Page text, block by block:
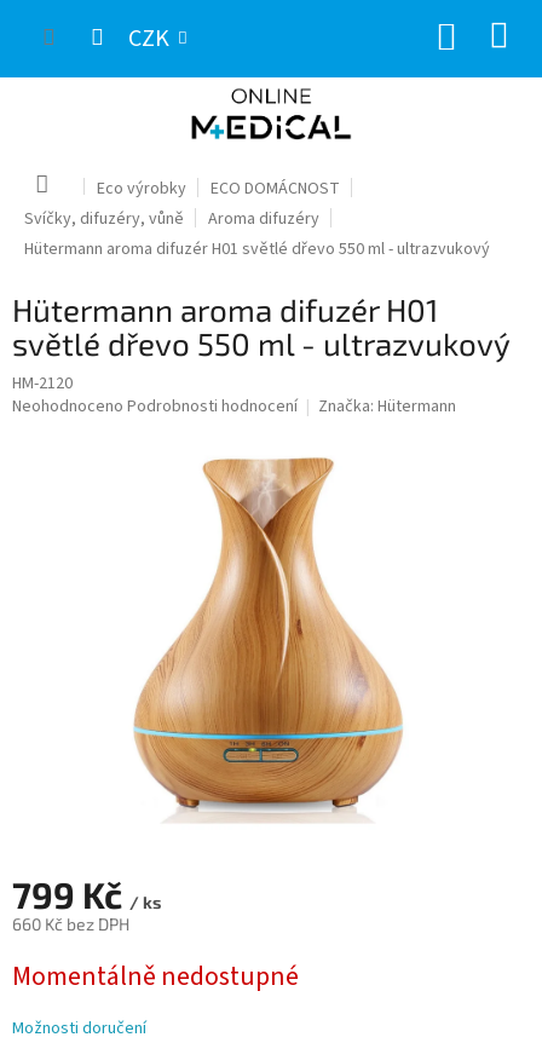
CZK
Domů Eco výrobky
ECO DOMÁCNOST
Svíčky, difuzéry, vůně
Aroma difuzéry
Hütermann aroma difuzér H01 světlé dřevo 550 ml - ultrazvukový
Hütermann aroma difuzér H01
světlé dřevo 550 ml - ultrazvukový
HM-2120
Průměrné
Neohodnoceno Podrobnosti hodnocení Značka: Hütermann
799 Kč / ks
660 Kč bez DPH
cena:
Momentálně nedostupné
Možnosti doručení